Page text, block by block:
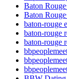
Baton
Baton
baton-rouge
baton-rouge
baton-rouge